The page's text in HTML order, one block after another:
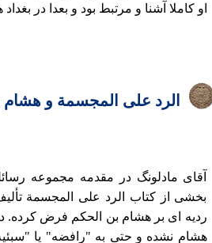
او کاملا آشنا و مرتبط بود و بعدا در
الرد علی المجسمة و هشام
آقای مادلونگ در مقدمه مجموعه
رديه ای بر هشام بن الحکم فرض کرده.
هشام نشده و حتی به "رافضه" يا